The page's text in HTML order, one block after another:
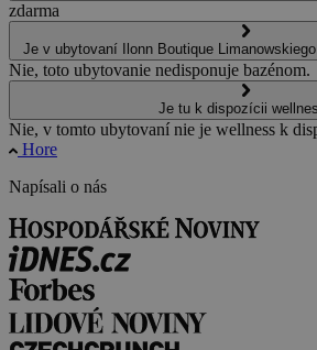
zdarma
Je v ubytovaní Ilonn Boutique
Nie, toto ubytovanie nedisponuje bazénom.
Je tu k dispozícii
Nie, v tomto ubytovaní nie je wellness k
Hore
Napísali o nás